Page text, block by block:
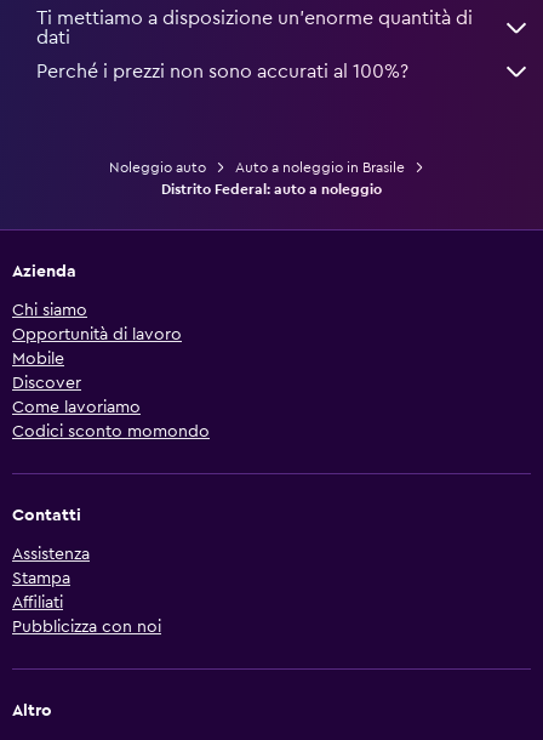
Ti mettiamo a disposizione un’enorme quantità di
dati
Perché i prezzi non sono accurati al 100%?
Noleggio auto
Auto a noleggio in Brasile
Distrito Federal: auto a noleggio
Azienda
Chi siamo
Opportunità di lavoro
Mobile
Discover
Come lavoriamo
Codici sconto momondo
Contatti
Assistenza
Stampa
Affiliati
Pubblicizza con noi
Altro